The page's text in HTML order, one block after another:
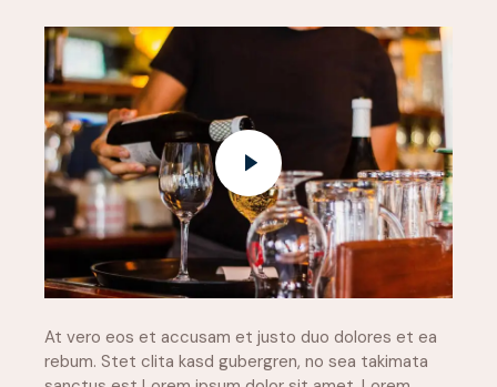
At vero eos et accusam et justo duo dolores et ea
rebum. Stet clita kasd gubergren, no sea takimata